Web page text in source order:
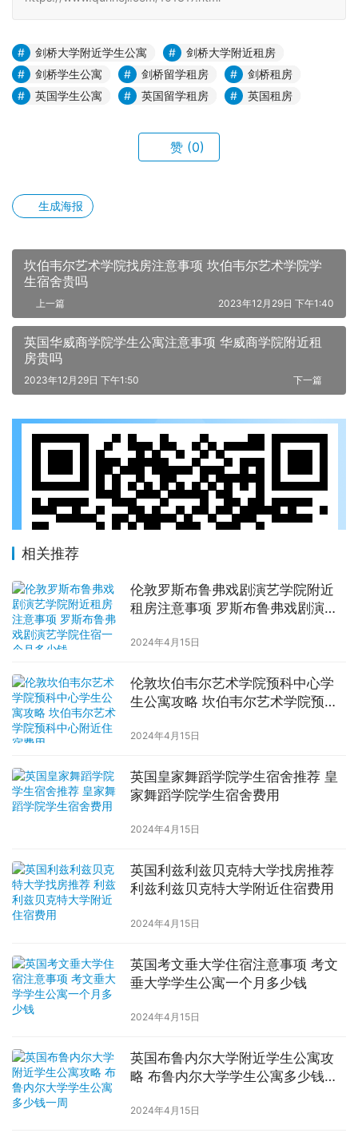
剑桥大学附近学生公寓
剑桥大学附近租房
剑桥学生公寓
剑桥留学租房
剑桥租房
英国学生公寓
英国留学租房 英国租房
赞 (0)
生成海报
坎伯韦尔艺术学院找房注意事项 坎伯韦尔艺术学院学
生宿舍贵吗
上一篇 2023年12月29日 下午1:40
英国华威商学院学生公寓注意事项 华威商学院附近租
房贵吗
下一篇
2023年12月29日 下午1:50
相关推荐
伦敦罗斯布鲁弗戏剧演艺学院附近
租房注意事项 罗斯布鲁弗戏剧演艺
2024年4月15日
伦敦坎伯韦尔艺术学院预科中心学
生公寓攻略 坎伯韦尔艺术学院预科
2024年4月15日
英国皇家舞蹈学院学生宿舍推荐 皇
家舞蹈学院学生宿舍费用
2024年4月15日
英国利兹利兹贝克特大学找房推荐
利兹利兹贝克特大学附近住宿费用
2024年4月15日
英国考文垂大学住宿注意事项 考文
垂大学学生公寓一个月多少钱
2024年4月15日
英国布鲁内尔大学附近学生公寓攻
略 布鲁内尔大学学生公寓多少钱一
2024年4月15日